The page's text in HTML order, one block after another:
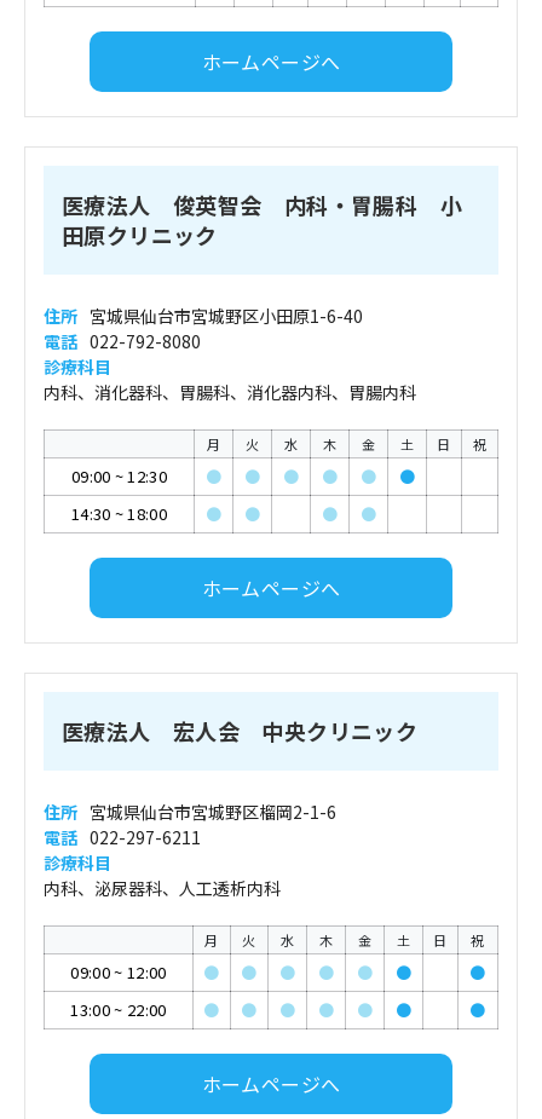
ホームページへ
医療法人 俊英智会 内科・胃腸科 小
田原クリニック
住所 宮城県仙台市宮城野区小田原1-6-40
電話 022-792-8080
診療科目
内科、消化器科、胃腸科、消化器内科、胃腸内科
月 火 水 木 金 土 日 祝
09:00 ~12:30 ● ● ● ● ●
●
14:30 ~18:00 ● ● ● ●
ホームページへ
医療法人 宏人会 中央クリニック
住所 宮城県仙台市宮城野区榴岡2-1-6
電話 022-297-6211
診療科目
内科、泌尿器科、人工透析内科
月 火 水 木 金 土 日 祝
09:00~ 12:00 ● ● ● ● ● ●
●
13:00~ 22:00 ● ● ● ● ● ● ●
ホームページへ